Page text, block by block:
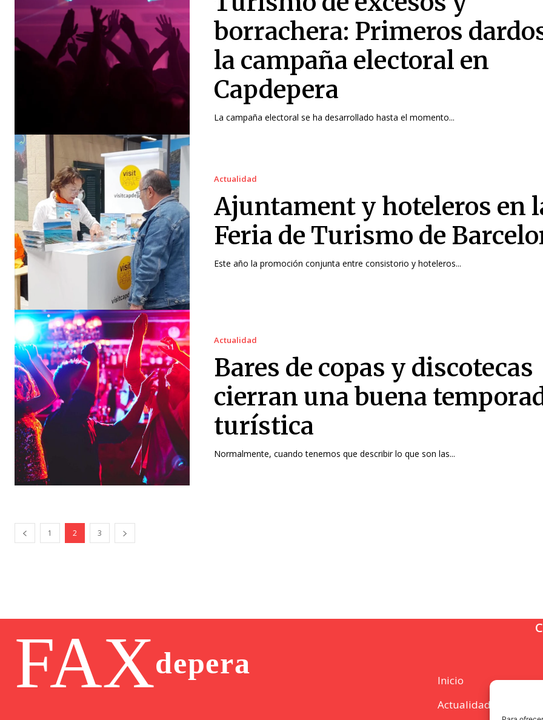
borrachera: Primeros
la campaña electoral en
Capdepera
La campaña electoral se ha desarrollado hasta el momento...
Actualidad
Ajuntament y hoteleros en
Feria de Turismo de
Este año la promoción conjunta entre consistorio y hoteleros...
Actualidad
Bares de copas y discotecas
cierran una buena
turística
Normalmente, cuando tenemos que describir lo que son las...
1 2 3
FAXdepera
Inicio
Actualidad